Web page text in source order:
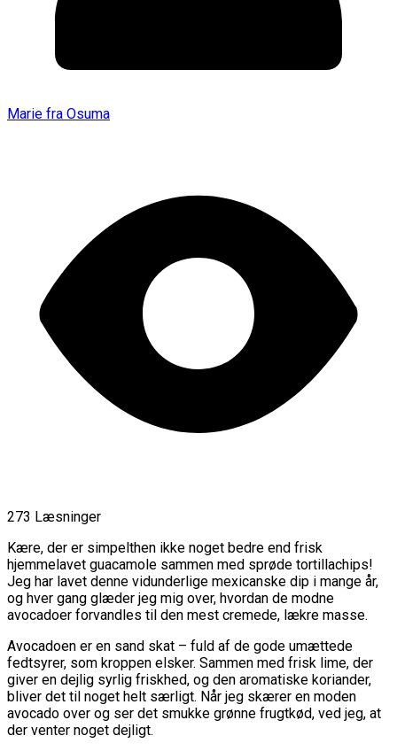
Marie fra Osuma
273 Læsninger
Kære, der er simpelthen ikke noget bedre end frisk
hjemmelavet guacamole sammen med sprøde tortillachips!
Jeg har lavet denne vidunderlige mexicanske dip i mange år,
og hver gang glæder jeg mig over, hvordan de modne
avocadoer forvandles til den mest cremede, lækre masse.
Avocadoen er en sand skat – fuld af de gode umættede
fedtsyrer, som kroppen elsker. Sammen med frisk lime, der
giver en dejlig syrlig friskhed, og den aromatiske koriander,
bliver det til noget helt særligt. Når jeg skærer en moden
avocado over og ser det smukke grønne frugtkød, ved jeg, at
der venter noget dejligt.